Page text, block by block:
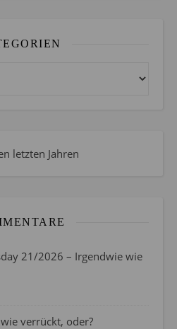
letzten Jahren
21/2026 – Irgendwie wie
verrückt, oder?